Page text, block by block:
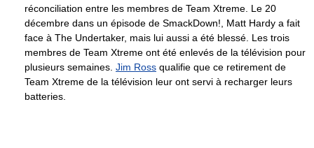
réconciliation entre les membres de Team Xtreme. Le 20
décembre dans un épisode de SmackDown!, Matt Hardy a fait
face à The Undertaker, mais lui aussi a été blessé. Les trois
membres de Team Xtreme ont été enlevés de la télévision pour
plusieurs semaines. Jim Ross qualifie que ce retirement de
Team Xtreme de la télévision leur ont servi à recharger leurs
batteries.